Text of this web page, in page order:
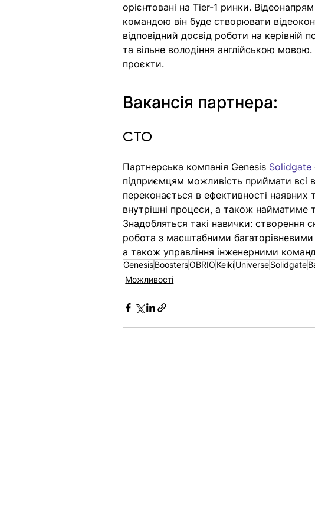
орієнтовані на Tier-1 ринки.
командою він буде створювати
відповідний досвід роботи на керівній
та вільне володіння англійською мовою.
проєкти.
Вакансія партнера:
CTO
Партнерська компанія Genesis Solidgate
підприємцям можливість приймати
переконається в ефективності
внутрішні процеси, а також найматиме
Знадобляться такі навички: створення
робота з масштабними
а також управління інженерними
GenesisBoostersOBRIO KeikiUniverseSolidgate
Можливості